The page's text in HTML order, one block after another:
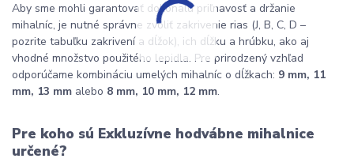
Aby sme mohli garantovať dokonalú priľnavosť a držanie
mihalníc, je nutné správne zvoliť zakrivenie rias (J, B, C, D –
pozrite tabuľku zakrivení a dĺžok), ich dĺžku a hrúbku, ako aj
vhodné množstvo použitého lepidla. Pre prirodzený vzhľad
odporúčame kombináciu umelých mihalníc o dĺžkach: 9 mm, 11
mm, 13 mm alebo 8 mm, 10 mm, 12 mm.
Pre koho sú Exkluzívne hodvábne mihalnice
určené?